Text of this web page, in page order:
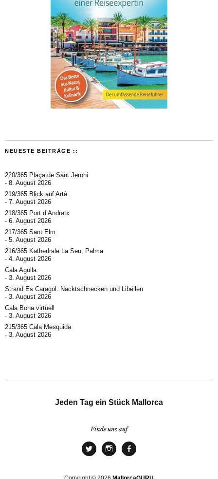
NEUESTE BEITRÄGE ::
220/365 Plaça de Sant Jeroni
8. August 2026
219/365 Blick auf Artà
7. August 2026
218/365 Port d’Andratx
6. August 2026
217/365 Sant Elm
5. August 2026
216/365 Kathedrale La Seu, Palma
4. August 2026
Cala Agulla
3. August 2026
Strand Es Caragol: Nacktschnecken und Libellen
3. August 2026
Cala Bona virtuell
3. August 2026
215/365 Cala Mesquida
3. August 2026
Jeden Tag ein Stück Mallorca
Finde uns auf